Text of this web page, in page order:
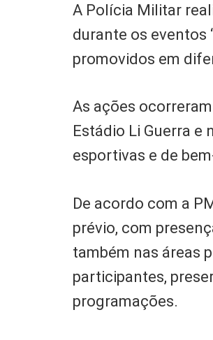
A Polícia Militar
durante os eventos
promovidos em
As ações
Estádio Li Guerra
esportivas e de
De acordo com a
prévio, com
também nas áreas
participantes,
programações.